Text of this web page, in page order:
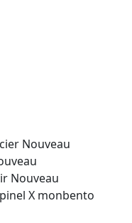
Nouveau
Nouveau
X monbento